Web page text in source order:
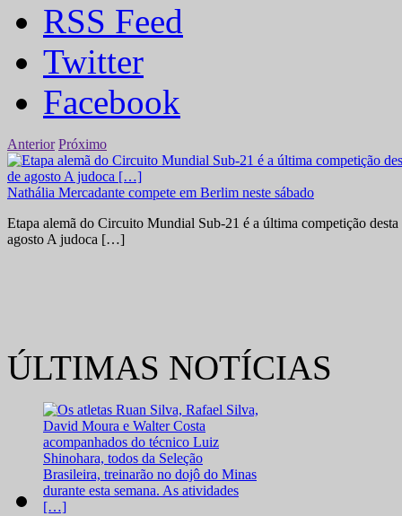
RSS Feed
Twitter
Facebook
Anterior Próximo
Nathália Mercadante compete em Berlim neste sábado
Etapa alemã do Circuito Mundial Sub-21 é a última competição
agosto A judoca […]
ÚLTIMAS NOTÍCIAS